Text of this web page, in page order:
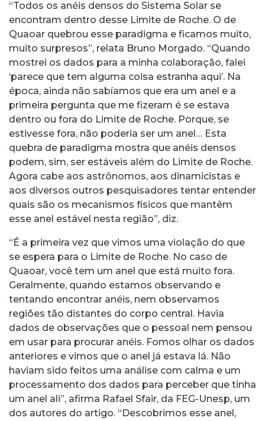
“Todos os anéis densos do Sistema Solar se
encontram dentro desse Limite de Roche. O de
Quaoar quebrou esse paradigma e ficamos muito,
muito surpresos”, relata Bruno Morgado. “Quando
mostrei os dados para a minha colaboração, falei
‘parece que tem alguma coisa estranha aqui’. Na
época, ainda não sabíamos que era um anel e a
primeira pergunta que me fizeram é se estava
dentro ou fora do Limite de Roche. Porque, se
estivesse fora, não poderia ser um anel… Esta
quebra de paradigma mostra que anéis densos
podem, sim, ser estáveis além do Limite de Roche.
Agora cabe aos astrônomos, aos dinamicistas e
aos diversos outros pesquisadores tentar entender
quais são os mecanismos físicos que mantêm
esse anel estável nesta região”, diz.
“É a primeira vez que vimos uma violação do que
se espera para o Limite de Roche. No caso de
Quaoar, você tem um anel que está muito fora.
Geralmente, quando estamos observando e
tentando encontrar anéis, nem observamos
regiões tão distantes do corpo central. Havia
dados de observações que o pessoal nem pensou
em usar para procurar anéis. Fomos olhar os dados
anteriores e vimos que o anel já estava lá. Não
haviam sido feitos uma análise com calma e um
processamento dos dados para perceber que tinha
um anel ali”, afirma Rafael Sfair, da FEG-Unesp, um
dos autores do artigo. “Descobrimos esse anel,